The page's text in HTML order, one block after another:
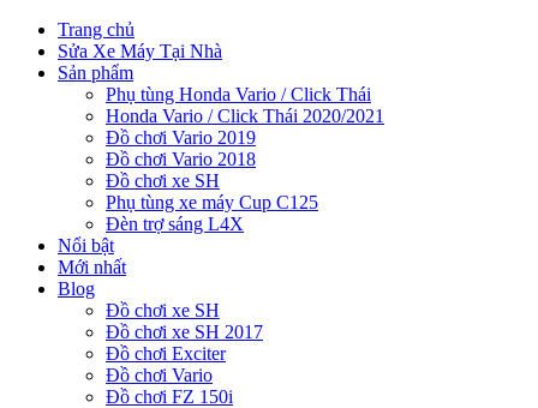
Trang chủ
Sửa Xe Máy Tại Nhà
Sản phẩm
Phụ tùng Honda Vario / Click Thái
Honda Vario / Click Thái 2020/2021
Đồ chơi Vario 2019
Đồ chơi Vario 2018
Đồ chơi xe SH
Phụ tùng xe máy Cup C125
Đèn trợ sáng L4X
Nổi bật
Mới nhất
Blog
Đồ chơi xe SH
Đồ chơi xe SH 2017
Đồ chơi Exciter
Đồ chơi Vario
Đồ chơi FZ 150i